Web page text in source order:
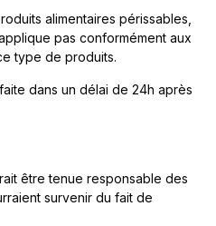
alimentaires périssables,
pas conformément aux
type de produits.
dans un délai de 24h après
être tenue responsable des
survenir du fait de